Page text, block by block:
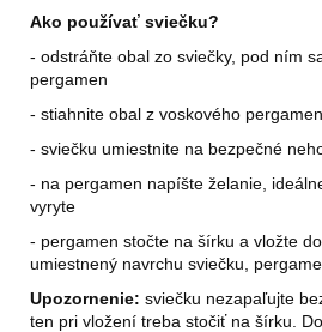
Ako používať sviečku?
- odstráňte obal zo sviečky, pod ním
pergamen
- stiahnite obal z voskového
- sviečku umiestnite na bezpečné
- na pergamen napíšte želanie,
vyryte
- pergamen stočte na šírku a vložte
umiestnený navrchu sviečku,
Upozornenie: sviečku nezapaľujte
ten pri vložení treba stočiť na šírku.
€49